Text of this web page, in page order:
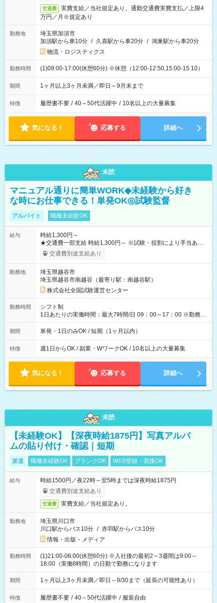
交通費
実費支給／当社規定あり。通勤交通費実費支払／上限4
万円／月※規定あり
勤務地
埼玉県加須市
加須駅から車10分 / 久喜駅から車20分 / 鴻巣駅から車20分
物流・ロジスティクス
勤務時間 (1)09:00-17:00(休憩60分) ※休憩（12:00-12:50,15:00-15:10）
期間 1ヶ月以上3ヶ月未満／即日～9月末まで
特徴 履歴書不要 / 40～50代活躍中 / 10名以上の大量募集
気になる！ 応募する 詳細へ
未読
マニュアル通りに簡単WORK◆未経験から好き
な時にお仕事できる！単発OK◎試験監督
アルバイト 職種未経験OK
給与
時給1,300円～
★交通費一部支給 時給1,300円～ ※試験・役割により手当あり
※勤務回数により昇給あり 【即給（前払い）オプションあ
り！】 希望される場合、勤務から1週間ほどで給与の一部を受け
例】 ・河合塾模擬試験 8:30～17:30（休憩1時間） 時給1,300円
×8時間＝日収10,400円＋交通費 ※当日の役割により時給＋100
円の場合あり ・国家試験 7:00～13:30（休憩なし） 時給1,300
円（役割手当＋100円）×6時間＝日収8,400円＋交通費 【試用期
間】試用期間なし
交通費別途支給あり
勤務地
埼玉県越谷市
埼玉県越谷市南越谷（最寄り駅：南越谷駅）
株式会社全国試験運営センター
勤務時間
シフト制
1日あたりの実働時間：最大7時間/日 09：00～17：00 ※勤務時
間は 試験により異なります。
期間 単発・1日のみOK / 短期（1ヶ月以内）
特徴 週1日からOK / 副業・WワークOK / 10名以上の大量募集
気になる！ 応募する 詳細へ
未読
【未経験OK】【深夜時給1875円】写真アルバ
ムの貼り付け・確認｜短期
派遣 職種未経験OK ブランクOK WEB登録・面接OK
給与
時給1500円／夜22時～翌5時までは深夜時給1875円
交通費別途支給あり
交通費 実費支給／当社規定あり。
勤務地
埼玉県川口市
川口駅からバス10分 / 赤羽駅からバス10分
情報・出版・メディア
勤務時間
(1)21:00-06:00(休憩60分) ※入社後の最初2～3週間は9:00～
18:00（実働8時間）の日勤で勤務になります
期間 1ヶ月以上3ヶ月未満／即日～9/30まで（延長の可能性あり）
特徴 履歴書不要 / 40～50代活躍中 / 服装自由